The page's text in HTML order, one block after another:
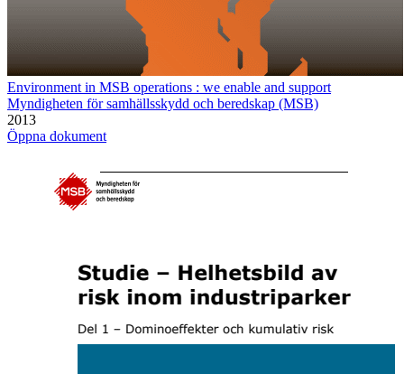
Environment in MSB operations : we enable and support
Myndigheten för samhällsskydd och beredskap (MSB)
2013
Öppna dokument